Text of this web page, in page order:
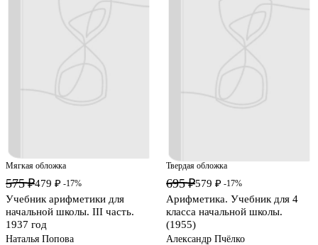
Мягкая обложка
575 ₽479 ₽ -17%
Учебник арифметики для
начальной школы. III часть.
1937 год
Наталья Попова
Твердая обложка
695 ₽579 ₽ -17%
Арифметика. Учебник для 4
класса начальной школы.
(1955)
Александр Пчёлко